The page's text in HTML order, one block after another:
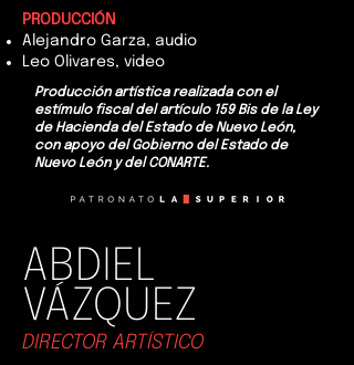
PRODUCCIÓN
Alejandro Garza, audio
Leo Olivares, video
Producción artística realizada con el
estímulo fiscal del artículo 159 Bis de la Ley
de Hacienda del Estado de Nuevo León,
con apoyo del Gobierno del Estado de
Nuevo León y del CONARTE.
ABDIEL
​VÁZQUEZ
DIRECTOR ARTÍSTICO